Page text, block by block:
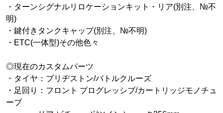
・ターンシグナルリロケーションキット・リア(別注、№不
明)
・鍵付きタンクキャップ(別注、№不明)
・ETC(一体型)その他色々
◎現在のカスタムパーツ
・タイヤ：ブリヂストン/バトルクルーズ
・足回り：フロント プログレッシブ/カートリッジモノチュ
ーブ